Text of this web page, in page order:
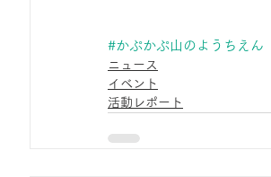
#かぷかぷ山のようちえん
ニュース
イベント
活動レポート